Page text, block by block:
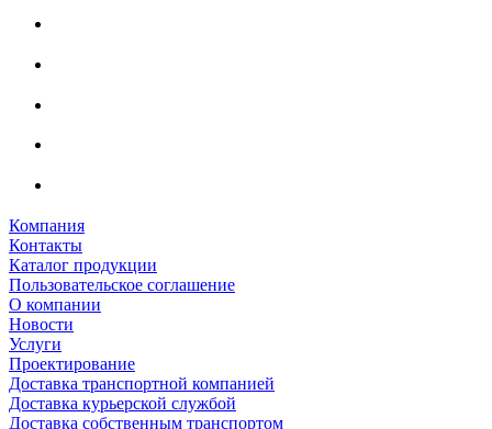
Компания
Контакты
Каталог продукции
Пользовательское соглашение
О компании
Новости
Услуги
Проектирование
Доставка транспортной компанией
Доставка курьерской службой
Доставка собственным транспортом